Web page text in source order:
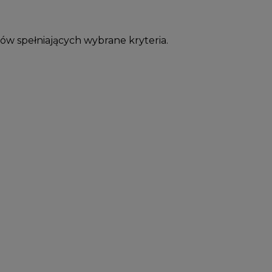
spełniających wybrane kryteria.